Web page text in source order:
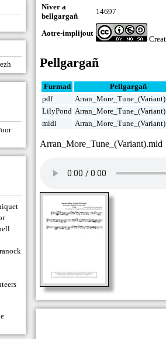
Niver a
bellgargañ
14697
Aotre-implijout
Pellgargañ
Furmad
Pellgargañ
pdf
LilyPond
midi
Arran_More_Tune_(Variant).mid